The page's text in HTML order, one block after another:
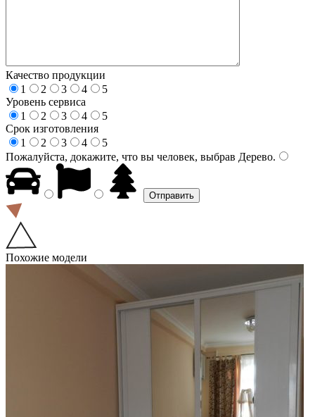
Качество продукции
1
2 3 4
5
Уровень сервиса
1
2 3 4
5
Срок изготовления
1
2 3 4
5
Пожалуйста, докажите, что вы человек, выбрав Дерево.
Похожие модели